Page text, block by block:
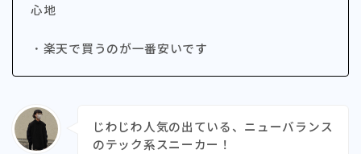
心地
・ 楽天で買うのが一番安いです
じわじわ人気の出ている、ニューバランス
のテック系スニーカー！